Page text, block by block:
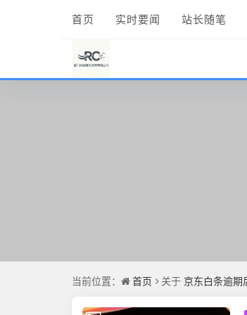
首页 实时要闻 站长随笔
当前位置： 首页 关于 京东白条逾期